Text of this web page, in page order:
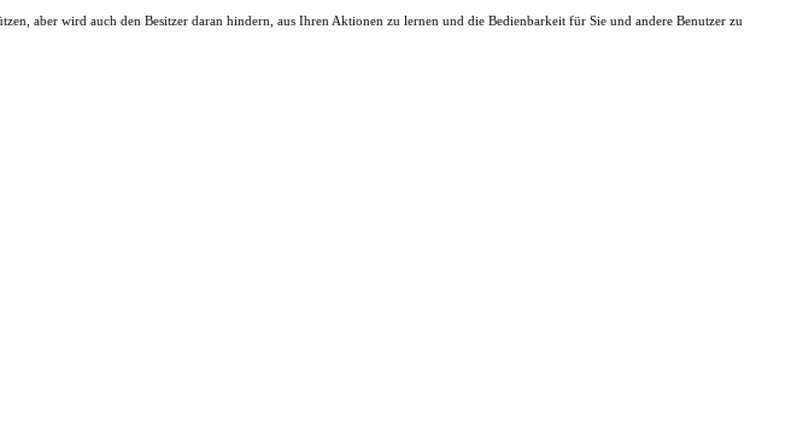
aber wird auch den Besitzer daran hindern, aus Ihren Aktionen zu lernen und die Bedienbarkeit für Sie und andere Benutzer zu